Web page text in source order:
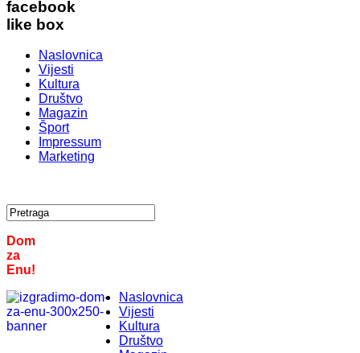
facebook
like box
Naslovnica
Vijesti
Kultura
Društvo
Magazin
Šport
Impressum
Marketing
Dom
za
Enu!
Naslovnica
Vijesti
Kultura
Društvo